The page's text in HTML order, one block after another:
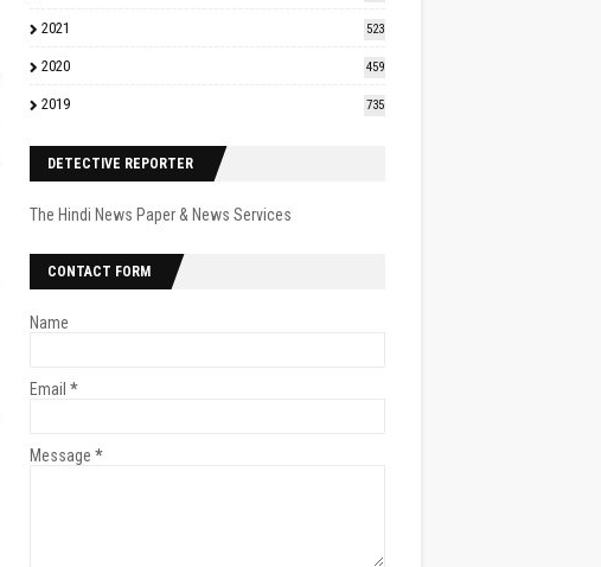
2021 523
2020 459
2019 735
DETECTIVE REPORTER
The Hindi News Paper & News Services
CONTACT FORM
Name
Email *
Message *